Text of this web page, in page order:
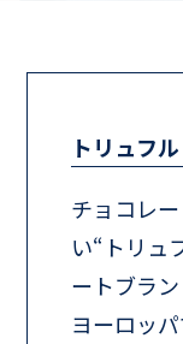
トリュフ
チョコレ
い“トリュ
ートブラン
ヨーロッ